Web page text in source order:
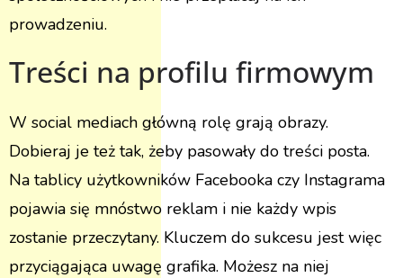
prowadzeniu.
Treści na profilu firmowym
W social mediach główną rolę grają obrazy.
Dobieraj je też tak, żeby pasowały do treści posta.
Na tablicy użytkowników Facebooka czy Instagrama
pojawia się mnóstwo reklam i nie każdy wpis
zostanie przeczytany. Kluczem do sukcesu jest więc
przyciągająca uwagę grafika. Możesz na niej